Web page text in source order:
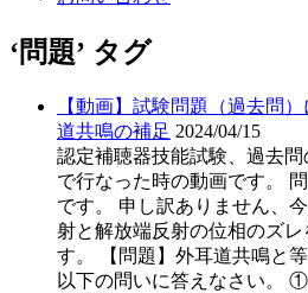
‘問題’ タグ
【動画】試験問題（過去問
道共鳴の補足 2024/04/15
認定補聴器技能試験、過去
で行なった時の動画です。
です。 申し訳ありません、
射と解放端反射の位相のズ
す。 【問題】外耳道共鳴と
以下の問いに答えなさい。